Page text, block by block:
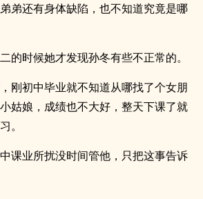
弟还有身体缺陷，也不知道究竟是哪
的时候她才发现孙冬有些不正常的。
刚初中毕业就不知道从哪找了个女朋
姑娘，成绩也不大好，整天下课了就
。
课业所扰没时间管他，只把这事告诉